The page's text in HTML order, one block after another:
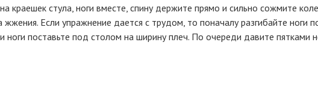
краешек стула, ноги вместе, спину держите прямо и сильно сожмите
Если упражнение дается с трудом, то поначалу разгибайте ноги
ноги поставьте под столом на ширину плеч. По очереди давите пятками